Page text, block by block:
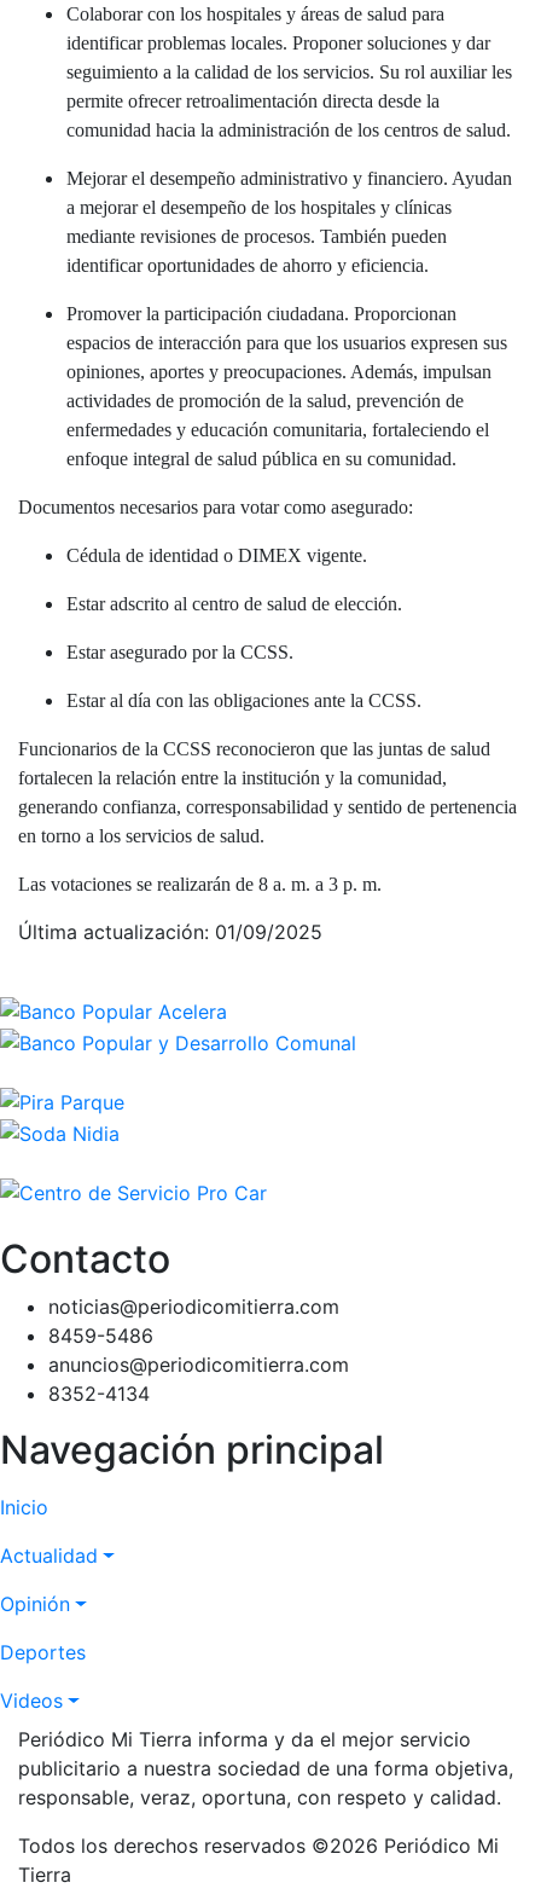
Colaborar con los hospitales y áreas de salud para
identificar problemas locales. Proponer soluciones y dar
seguimiento a la calidad de los servicios. Su rol auxiliar les
permite ofrecer retroalimentación directa desde la
comunidad hacia la administración de los centros de salud.
Mejorar el desempeño administrativo y financiero. Ayudan
a mejorar el desempeño de los hospitales y clínicas
mediante revisiones de procesos. También pueden
identificar oportunidades de ahorro y eficiencia.
Promover la participación ciudadana. Proporcionan
espacios de interacción para que los usuarios expresen sus
opiniones, aportes y preocupaciones. Además, impulsan
actividades de promoción de la salud, prevención de
enfermedades y educación comunitaria, fortaleciendo el
enfoque integral de salud pública en su comunidad.
Documentos necesarios para votar como asegurado:
Cédula de identidad o DIMEX vigente.
Estar adscrito al centro de salud de elección.
Estar asegurado por la CCSS.
Estar al día con las obligaciones ante la CCSS.
Funcionarios de la CCSS reconocieron que las juntas de salud
fortalecen la relación entre la institución y la comunidad,
generando confianza, corresponsabilidad y sentido de pertenencia
en torno a los servicios de salud.
Las votaciones se realizarán de 8 a. m. a 3 p. m.
Última actualización: 01/09/2025
Contacto
noticias@periodicomitierra.com
8459-5486
anuncios@periodicomitierra.com
8352-4134
Navegación principal
Inicio
Actualidad
Opinión
Deportes
Videos
Periódico Mi Tierra informa y da el mejor servicio
publicitario a nuestra sociedad de una forma objetiva,
responsable, veraz, oportuna, con respeto y calidad.
Todos los derechos reservados ©2026 Periódico Mi
Tierra